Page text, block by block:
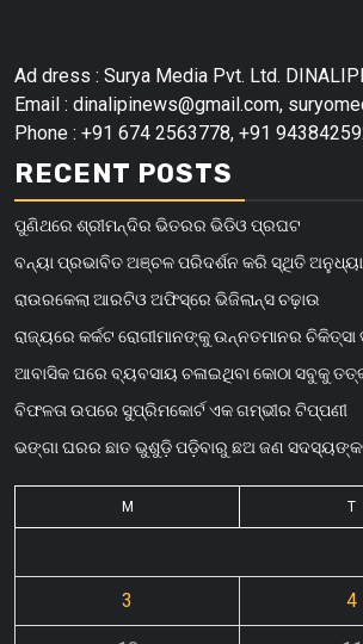
Ad dress : Surya Media Pvt. Ltd.
Email : dinalipinews@gmail.com,
Phone : +91 674 2563778, +91
RECENT POSTS
ପୁଣିଥରେ ଶ୍ରୀମନ୍ଦିର ଭିତରର ଭିଡିଓ ପ୍ରଘଟ
ବନ୍ୟା ପ୍ରଭାବିତ ଅଞ୍ଚଳ ପରିଦର୍ଶନ କରି ସ୍ଥିତି
ରାଉରକେଲା ଆରଟିଓ ଅଫିସ୍‌ରେ ଭିଜିଲାନ୍ସ ଚଢ଼ାଉ
ରାଜ୍ୟରେ କର୍କଟ ରୋଗୀମାନଙ୍କୁ ଉନ୍ନତମାନର
ଆବାସିକ ଘରେ ବ୍ୟବସାୟ ଚଳାଇଥିବା କୋଠା ସବୁକୁ
ବିଫଳତା ଉପରେ ସୁପ୍ରିମକୋର୍ଟ ଏକ ଗମ୍ଭୀର ଟିପ୍ପଣୀ
ଭଙ୍ଗା ଘରର ଛାତ ଭୁଶୁଡ଼ି ପଡ଼ିବାରୁ ଛଅ ଜଣ
M T
3 4